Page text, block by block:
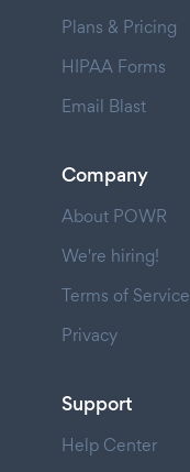
Plans & Pricing
HIPAA Forms
Email Blast
Company
About POWR
We're hiring!
Terms of Service
Privacy
Support
Help Center